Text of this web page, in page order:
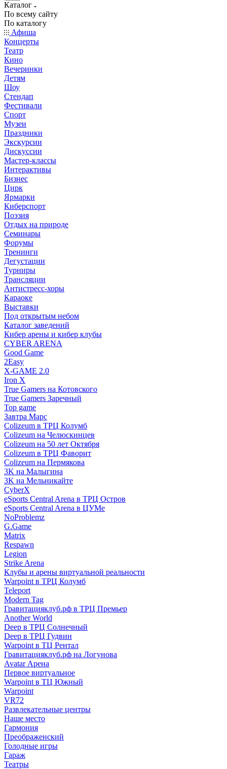
Каталог
По всему сайту
По каталогу
Афиша
Концерты
Театр
Кино
Вечеринки
Детям
Шоу
Стендап
Фестивали
Спорт
Музеи
Праздники
Экскурсии
Дискуссии
Мастер-классы
Интерактивы
Бизнес
Цирк
Ярмарки
Киберспорт
Поэзия
Отдых на природе
Семинары
Форумы
Тренинги
Дегустации
Турниры
Трансляции
Антистресс-хоры
Караоке
Выставки
Под открытым небом
Каталог заведений
Кибер арены и кибер клубы
CYBER ARENA
Good Game
2Easy
X-GAME 2.0
Iron X
True Gamers на Котовского
True Gamers Заречный
Top game
Завтра Марс
Colizeum в ТРЦ Колумб
Colizeum на Челюскинцев
Colizeum на 50 лет Октября
Colizeum в ТРЦ Фаворит
Colizeum на Пермякова
3K на Малыгина
3K на Мельникайте
CyberX
eSports Central Arena в ТРЦ Остров
eSports Central Arena в ЦУМе
NoProblemz
G.Game
Matrix
Respawn
Legion
Strike Arena
Клубы и арены виртуальной реальности
Warpoint в ТРЦ Колумб
Teleport
Modern Tag
Гравитацияклуб.рф в ТРЦ Премьер
Another World
Deep в ТРЦ Солнечный
Deep в ТРЦ Гудвин
Warpoint в ТЦ Рентал
Гравитацияклуб.рф на Логунова
Avatar Арена
Первое виртуальное
Warpoint в ТЦ Южный
Warpoint
VR72
Развлекательные центры
Наше место
Гармония
Преображенский
Голодные игры
Гараж
Театры